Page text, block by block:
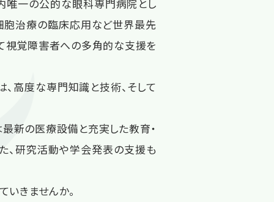
唯一の公的な眼科専門病院とし
胞治療の臨床応用など世界最先
視覚障害者への多角的な支援を
高度な専門知識と技術、そして
新の医療設備と充実した教育・
、研究活動や学会発表の支援も
きませんか。